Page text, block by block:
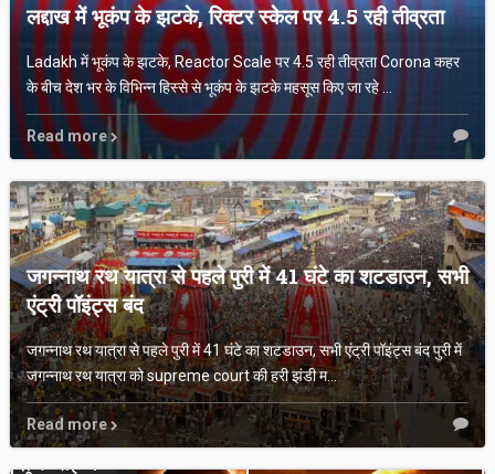
लद्दाख में भूकंप के झटके, रिक्टर स्केल पर 4.5 रही तीव्रता
Ladakh में भूकंप के झटके, Reactor Scale पर 4.5 रही तीव्रता Corona कहर
के बीच देश भर के विभिन्न हिस्से से भूकंप के झटके महसूस किए जा रहे ...
Read more
जगन्नाथ रथ यात्रा से पहले पुरी में 41 घंटे का शटडाउन, सभी
एंट्री पॉइंट्स बंद
जगन्नाथ रथ यात्रा से पहले पुरी में 41 घंटे का शटडाउन, सभी एंट्री पॉइंट्स बंद पुरी में
जगन्नाथ रथ यात्रा को supreme court की हरी झंडी म...
Read more